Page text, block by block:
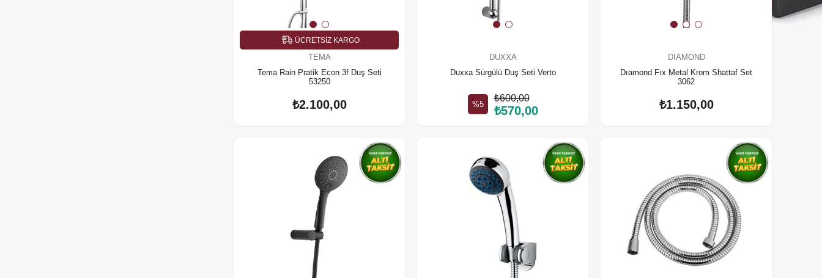
ÜCRETSIZ KARGO
TEMA
Tema Rain Pratik Econ 3f Duş Seti
53250
₺2.100,00
DUXXA
Duxxa Sürgülü Duş Seti Verto
%5 ₺570,00
₺600,00
DIAMOND
Dıamond Fıx Metal Krom Shattaf Set
3062
₺1.150,00